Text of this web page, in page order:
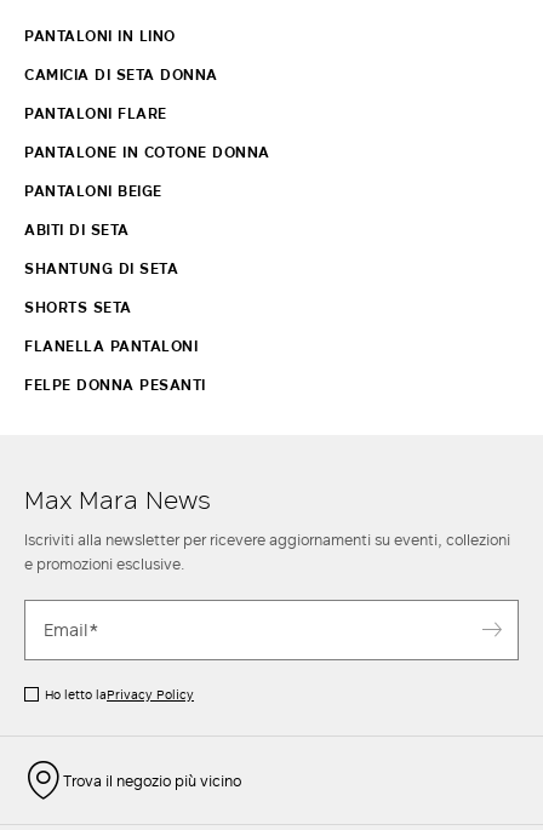
PANTALONI IN LINO
CAMICIA DI SETA DONNA
PANTALONI FLARE
PANTALONE IN COTONE DONNA
PANTALONI BEIGE
ABITI DI SETA
SHANTUNG DI SETA
SHORTS SETA
FLANELLA PANTALONI
FELPE DONNA PESANTI
Max Mara News
Iscriviti alla newsletter per ricevere aggiornamenti su eventi, collezioni
e promozioni esclusive.
Ho letto laPrivacy Policy
Trova il negozio più vicino